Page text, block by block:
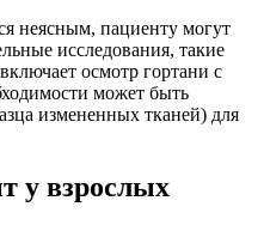
неясным, пациенту могут
исследования, такие
осмотр гортани с
может быть
измененных тканей) для
у взрослых